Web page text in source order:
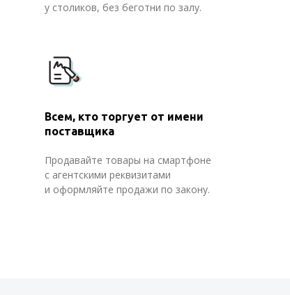
у столиков, без беготни по залу.
Всем, кто торгует от имени
поставщика
Продавайте товары на смартфоне
с агентскими реквизитами
и оформляйте продажи по закону.